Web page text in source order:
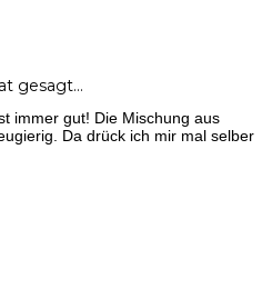
gesagt…
immer gut! Die Mischung aus
Da drück ich mir mal selber